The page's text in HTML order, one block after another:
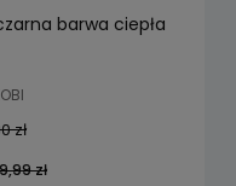
barwa ciepła
zł
zł